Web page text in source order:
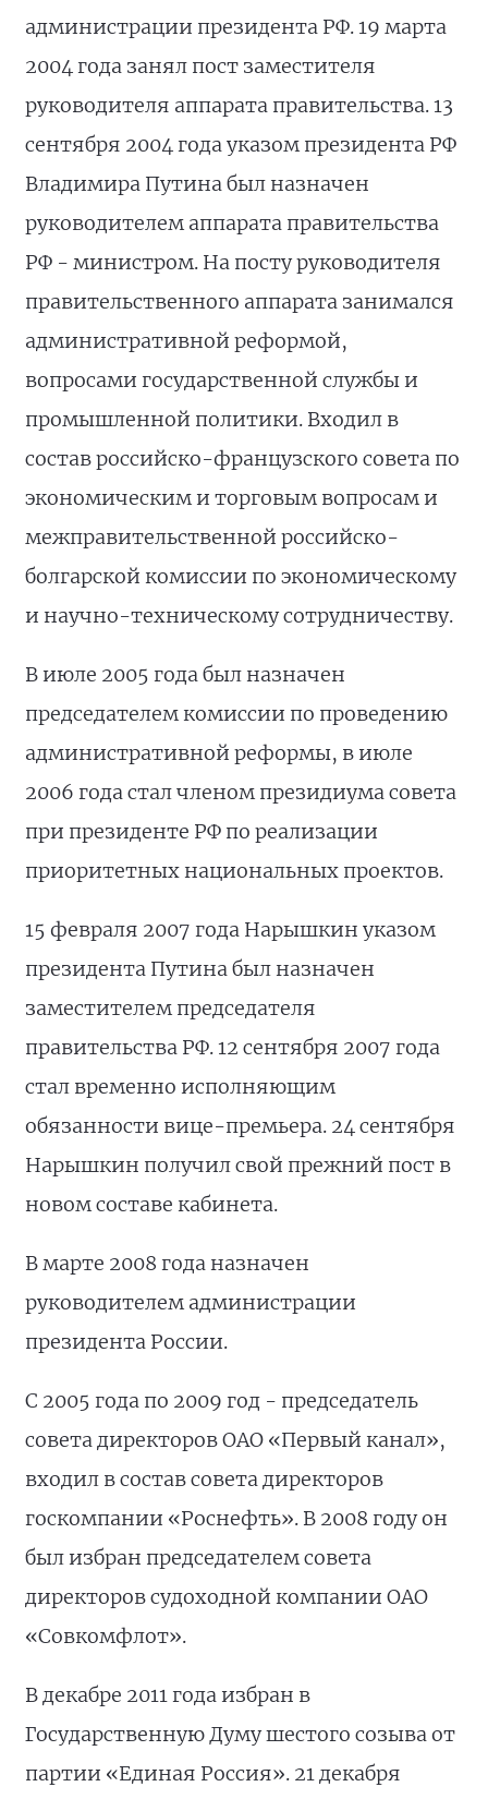
администрации президента РФ. 19 марта
2004 года занял пост заместителя
руководителя аппарата правительства. 13
сентября 2004 года указом президента РФ
Владимира Путина был назначен
руководителем аппарата правительства
РФ - министром. На посту руководителя
правительственного аппарата занимался
административной реформой,
вопросами государственной службы и
промышленной политики. Входил в
состав российско-французского совета по
экономическим и торговым вопросам и
межправительственной российско-
болгарской комиссии по экономическому
и научно-техническому сотрудничеству.
В июле 2005 года был назначен
председателем комиссии по проведению
административной реформы, в июле
2006 года стал членом президиума совета
при президенте РФ по реализации
приоритетных национальных проектов.
15 февраля 2007 года Нарышкин указом
президента Путина был назначен
заместителем председателя
правительства РФ. 12 сентября 2007 года
стал временно исполняющим
обязанности вице-премьера. 24 сентября
Нарышкин получил свой прежний пост в
новом составе кабинета.
В марте 2008 года назначен
руководителем администрации
президента России.
С 2005 года по 2009 год - председатель
совета директоров ОАО «Первый канал»,
входил в состав совета директоров
госкомпании «Роснефть». В 2008 году он
был избран председателем совета
директоров судоходной компании ОАО
«Совкомфлот».
В декабре 2011 года избран в
Государственную Думу шестого созыва от
партии «Единая Россия». 21 декабря